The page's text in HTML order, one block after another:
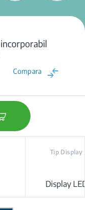
Compara
Tip Display
Display